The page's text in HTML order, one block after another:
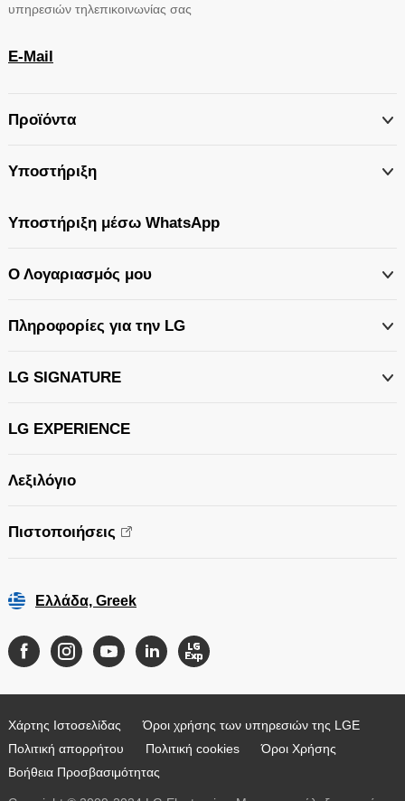
υπηρεσιών τηλεπικοινωνίας σας
E-Mail
Προϊόντα
Υποστήριξη
Υποστήριξη μέσω WhatsApp
Ο Λογαριασμός μου
Πληροφορίες για την LG
LG SIGNATURE
LG EXPERIENCE
Λεξιλόγιο
Πιστοποιήσεις
Ελλάδα, Greek
Χάρτης Ιστοσελίδας
Όροι χρήσης των υπηρεσιών της LGE
Πολιτική απορρήτου
Πολιτική cookies
Όροι Χρήσης
Βοήθεια Προσβασιμότητας